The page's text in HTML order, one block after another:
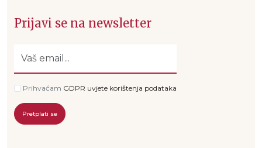
Prijavi se na newsletter
Prihvaćam GDPR uvjete korištenja podataka
Pretplati se